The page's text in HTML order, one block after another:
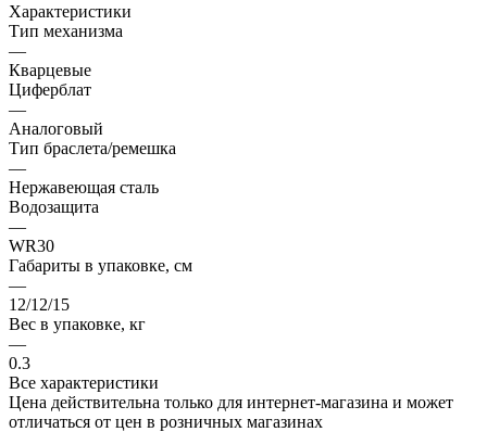
Характеристики
Тип механизма
—
Кварцевые
Циферблат
—
Аналоговый
Тип браслета/ремешка
—
Нержавеющая сталь
Водозащита
—
WR30
Габариты в упаковке, см
—
12/12/15
Вес в упаковке, кг
—
0.3
Все характеристики
Цена действительна только для интернет-магазина и может
отличаться от цен в розничных магазинах